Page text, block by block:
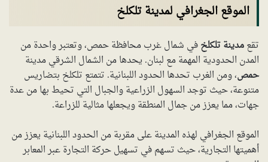
الموقع الجغرافي لمدينة تلكلخ
تقعمدينة تلكلخفي شمال غرب محافظة حمص، وتعتبر واحدة من
المدن الحدودية المهمة مع لبنان. يحدها من الشمال الشرقي مدينة
حمص، ومن الغرب تحدها الحدود اللبنانية. تتمتع تلكلخ بتضاريس
متنوعة، حيث توجد السهول الزراعية والجبال التي تحيط بها من عدة
جهات، مما يعزز من جمال المنطقة ويجعلها مثالية للزراعة.
الموقع الجغرافي لهذه المدينة على مقربة من الحدود اللبنانية يعزز من
أهميتها التجارية، حيث تسهم في تسهيل حركة التجارة عبر المعابر